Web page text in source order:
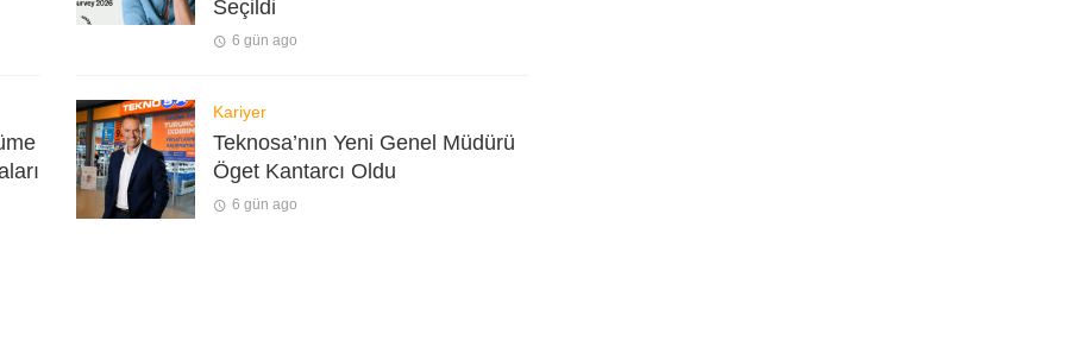
Seçildi
6 gün ago
Kariyer
Teknosa’nın Yeni Genel Müdürü
Öget Kantarcı Oldu
6 gün ago